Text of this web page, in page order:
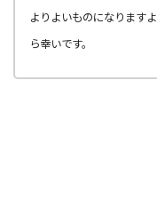
よりよいものになります
ら幸いです。